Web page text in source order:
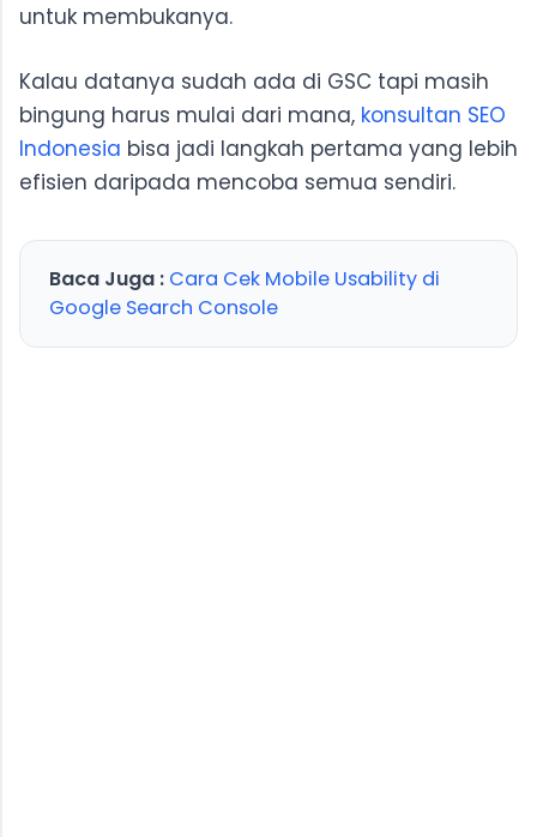
untuk membukanya.
Kalau datanya sudah ada di GSC tapi masih
bingung harus mulai dari mana, konsultan SEO
Indonesia bisa jadi langkah pertama yang lebih
efisien daripada mencoba semua sendiri.
Baca Juga : Cara Cek Mobile Usability di
Google Search Console